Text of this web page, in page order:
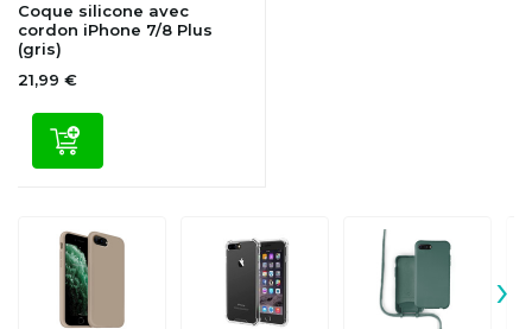
Coque silicone avec
cordon iPhone 7/8 Plus
(gris)
21,99 €
›